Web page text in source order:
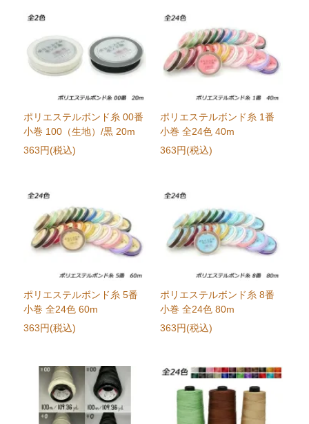
ポリエステルボンド糸 00番
小巻 100（生地）/黒 20m
363円(税込)
ポリエステルボンド糸 1番
小巻 全24色 40m
363円(税込)
ポリエステルボンド糸 5番
小巻 全24色 60m
363円(税込)
ポリエステルボンド糸 8番
小巻 全24色 80m
363円(税込)